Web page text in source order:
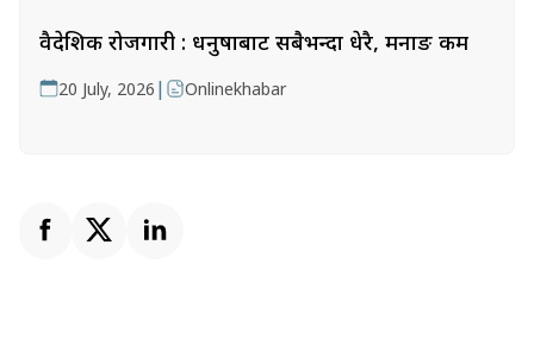
वैदेशिक रोजगारी : धनुषाबाट सबैभन्दा धेरै, मनाङ कम
20 July, 2026 | Onlinekhabar